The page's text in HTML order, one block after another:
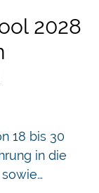
2028
18 bis 30
in die